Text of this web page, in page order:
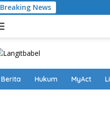
Breaking News Dari
Berita Hukum MyAct